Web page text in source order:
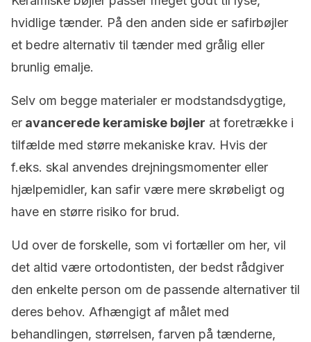
hvidlige tænder. På den anden side er safirbøjler
et bedre alternativ til tænder med grålig eller
brunlig emalje.
Selv om begge materialer er modstandsdygtige,
er avancerede keramiske bøjler at foretrække i
tilfælde med større mekaniske krav. Hvis der
f.eks. skal anvendes drejningsmomenter eller
hjælpemidler, kan safir være mere skrøbeligt og
have en større risiko for brud.
Ud over de forskelle, som vi fortæller om her, vil
det altid være ortodontisten, der bedst rådgiver
den enkelte person om de passende alternativer til
deres behov. Afhængigt af målet med
behandlingen, størrelsen, farven på tænderne,